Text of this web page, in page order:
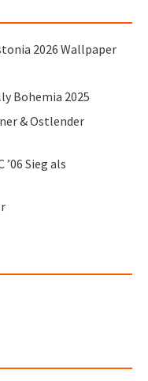
2026 Wallpaper
Bohemia 2025
& Ostlender
’06 Sieg als